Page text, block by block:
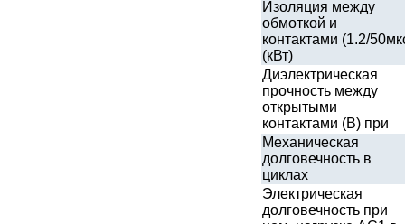
Изоляция между
обмоткой и
контактами (1.2/
(кВт)
Диэлектрическая
прочность между
открытыми
контактами (В) при
Механическая
долговечность в
циклах
Электрическая
долговечность при